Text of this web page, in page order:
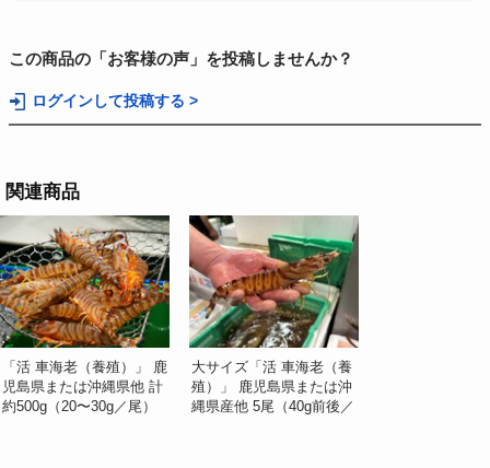
この商品の「お客様の声」を投稿しませんか？
ログインして投稿する >
関連商品
「活 車海老（養殖）」 鹿
児島県または沖縄県他 計
約500g（20〜30g／尾）
大サイズ「活 車海老（養
殖）」 鹿児島県または沖
縄県産他 5尾（40g前後／